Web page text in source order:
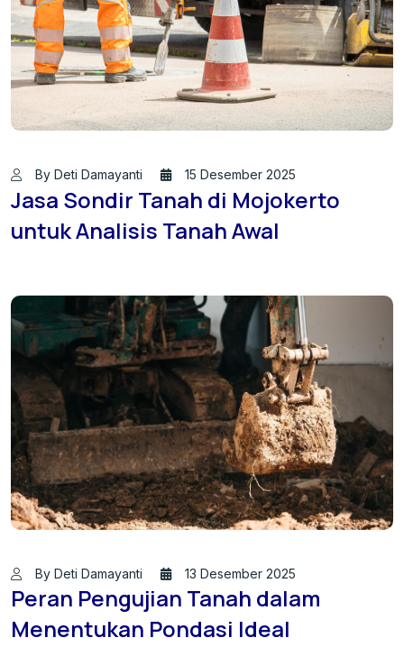
By Deti Damayanti 15 Desember 2025
Jasa Sondir Tanah di Mojokerto
untuk Analisis Tanah Awal
By Deti Damayanti 13 Desember 2025
Peran Pengujian Tanah dalam
Menentukan Pondasi Ideal